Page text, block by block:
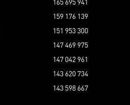
159 176 139
151 953 300
147 469 975
147 042 961
143 620 734
143 598 667